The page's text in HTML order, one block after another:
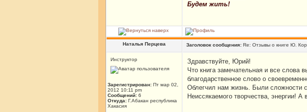
Будем жить!
Наталья Перцева Заголовок сообщения: Re: Отзывы о книге Ю.
Инструктор
Зарегистрирован: Пт мар 02,
2012 10:11 pm
Сообщений: 6
Откуда: Г.Абакан республика
Хакасия
Здравствуйте, Юрий!
Что книга замечательная и все слова
благодарственное слово о
Облегчил нам жизнь. Были сложности
Неиссякаемого творчества, энергии!